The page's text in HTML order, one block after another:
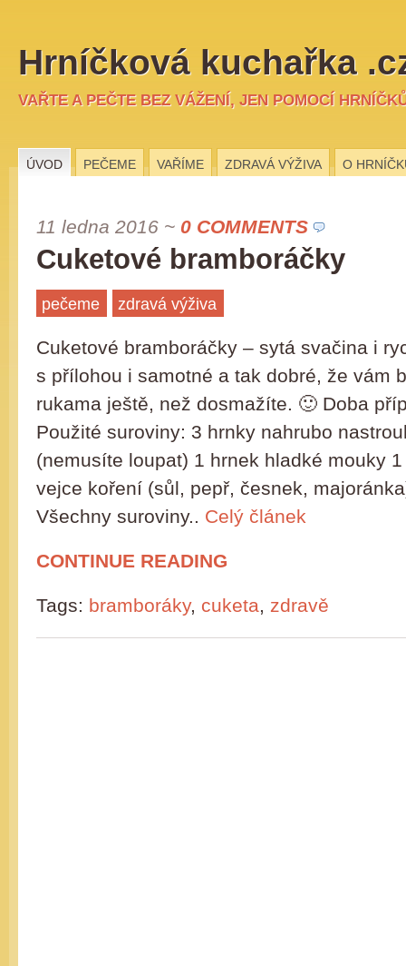
Hrníčková kuchařka
VAŘTE A PEČTE BEZ VÁŽENÍ, JEN POMOCÍ
ÚVOD PEČEME VAŘÍME ZDRAVÁ VÝŽIVA O
11 ledna 2016 ~ 0 COMMENTS
Cuketové bramboráčky
pečeme zdravá výživa
Cuketové bramboráčky – sytá svačina i
s přílohou i samotné a tak dobré, že vám
rukama ještě, než dosmažíte. 🙂 Doba
Použité suroviny: 3 hrnky nahrubo
(nemusíte loupat) 1 hrnek hladké mouky
vejce koření (sůl, pepř, česnek,
Všechny suroviny.. Celý článek
CONTINUE READING
Tags: bramboráky, cuketa, zdravě